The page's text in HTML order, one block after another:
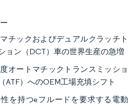
チックおよびデュアルクラッチト
ョン（DCT）車の世界生産の急増
オートマチックトランスミッショ
ATF）へのOEM工場充填シフト
性を持つeフルードを要求する電動